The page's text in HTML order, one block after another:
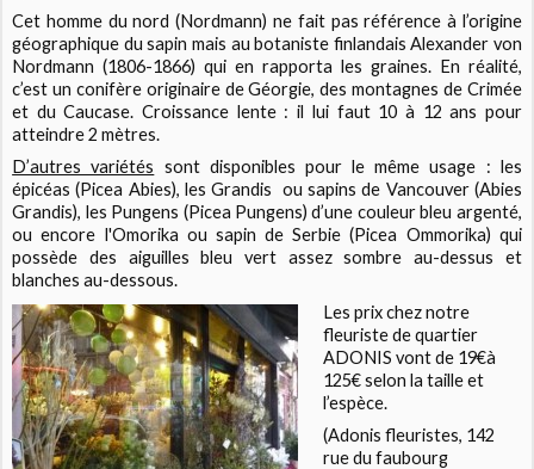
Cet homme du nord (Nordmann) ne fait pas référence à l’origine
géographique du sapin mais au botaniste finlandais Alexander von
Nordmann (1806-1866) qui en rapporta les graines. En réalité,
c’est un conifère originaire de Géorgie, des montagnes de Crimée
et du Caucase. Croissance lente : il lui faut 10 à 12 ans pour
atteindre 2 mètres.
D’autres variétés sont disponibles pour le même usage : les
épicéas (Picea Abies), les Grandis ou sapins de Vancouver (Abies
Grandis), les Pungens (Picea Pungens) d’une couleur bleu argenté,
ou encore l'Omorika ou sapin de Serbie (Picea Ommorika) qui
possède des aiguilles bleu vert assez sombre au-dessus et
blanches au-dessous.
Les prix chez notre
fleuriste de quartier
ADONIS vont de 19€à
125€ selon la taille et
l’espèce.
(Adonis fleuristes, 142
rue du faubourg